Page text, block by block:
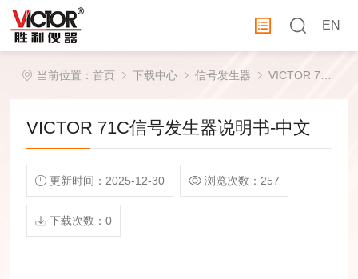
EN
当前位置：首页 下载中心 信号发生器 VICTOR 71C信号发生器说明书-中文
VICTOR 71C信号发生器说明书-中文
更新时间：2025-12-30 浏览次数：257
下载次数：0